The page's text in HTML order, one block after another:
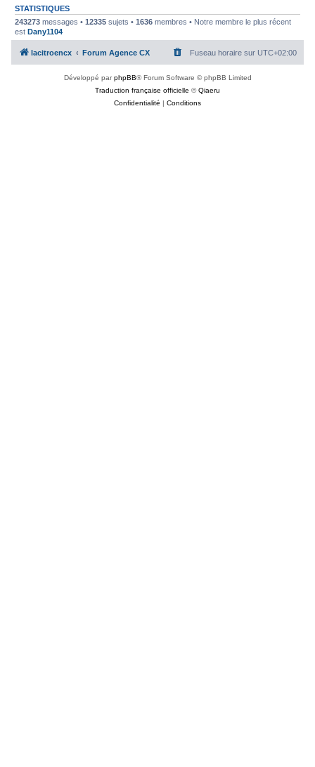
STATISTIQUES
243273 messages •12335 sujets •1636 membres • Notre membre le plus récent
estDany1104
lacitroencx Forum Agence CX Fuseau horaire sur UTC+02:00
Développé parphpBB® Forum Software © phpBB Limited
Traduction française officielle ©Qiaeru
Confidentialité | Conditions